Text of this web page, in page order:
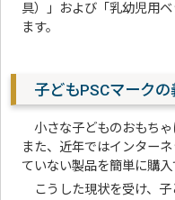
具）」および「乳幼児用
ます。
子どもPSCマークの
小さな子どものおもちゃ
また、近年ではインター
ていない製品を簡単に購入
こうした現状を受け、子